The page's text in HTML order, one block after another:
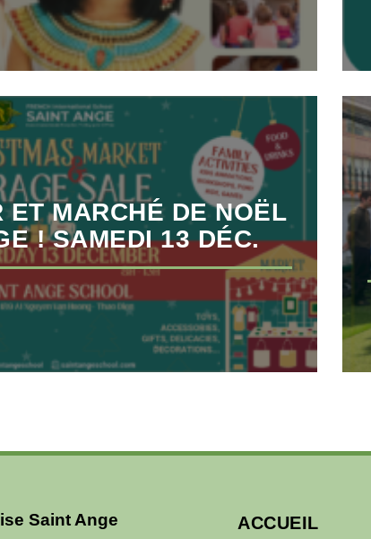
ET MARCHÉ DE NOËL
! SAMEDI 13 DÉC.
Saint Ange ACCUEIL